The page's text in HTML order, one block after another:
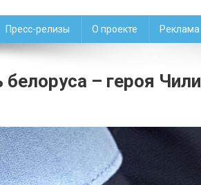
Пресс-релизы О проекте Реклама
– героя Чили